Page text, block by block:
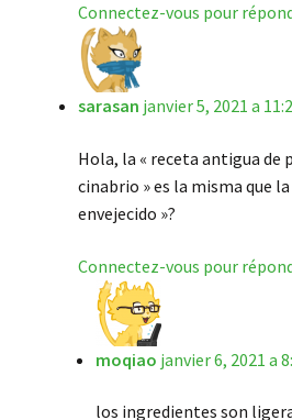
Connectez-vous pour
sarasan janvier 5, 2021 a
Hola, la « receta antigua de
cinabrio » es la misma que
envejecido »?
Connectez-vous pour
moqiao janvier 6, 2021 a
los ingredientes son